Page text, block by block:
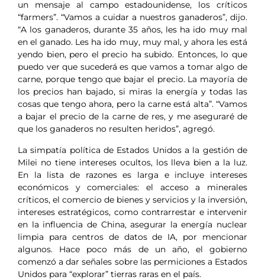
un mensaje al campo estadounidense, los críticos
“farmers”. “Vamos a cuidar a nuestros ganaderos”, dijo.
“A los ganaderos, durante 35 años, les ha ido muy mal
en el ganado. Les ha ido muy, muy mal, y ahora les está
yendo bien, pero el precio ha subido. Entonces, lo que
puedo ver que sucederá es que vamos a tomar algo de
carne, porque tengo que bajar el precio. La mayoría de
los precios han bajado, si miras la energía y todas las
cosas que tengo ahora, pero la carne está alta”. “Vamos
a bajar el precio de la carne de res, y me aseguraré de
que los ganaderos no resulten heridos”, agregó.
La simpatía política de Estados Unidos a la gestión de
Milei no tiene intereses ocultos, los lleva bien a la luz.
En la lista de razones es larga e incluye intereses
económicos y comerciales: el acceso a minerales
críticos, el comercio de bienes y servicios y la inversión,
intereses estratégicos, como contrarrestar e intervenir
en la influencia de China, asegurar la energía nuclear
limpia para centros de datos de IA, por mencionar
algunos. Hace poco más de un año, el gobierno
comenzó a dar señales sobre las permiciones a Estados
Unidos para “explorar” tierras raras en el país.